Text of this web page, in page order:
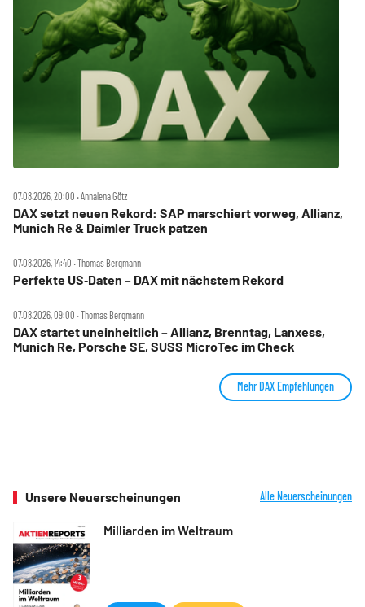
07.08.2026, 20:00 ‧ Annalena Götz
DAX setzt neuen Rekord: SAP marschiert vorweg, Allianz,
Munich Re & Daimler Truck patzen
07.08.2026, 14:40 ‧ Thomas Bergmann
Perfekte US‑Daten – DAX mit nächstem Rekord
07.08.2026, 09:00 ‧ Thomas Bergmann
DAX startet uneinheitlich – Allianz, Brenntag, Lanxess,
Munich Re, Porsche SE, SUSS MicroTec im Check
Mehr DAX Empfehlungen
Unsere Neuerscheinungen Alle Neuerscheinungen
Milliarden im Weltraum